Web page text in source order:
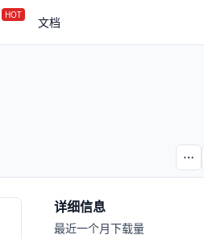
HOT 文档
详细信息
最近一个月下载量